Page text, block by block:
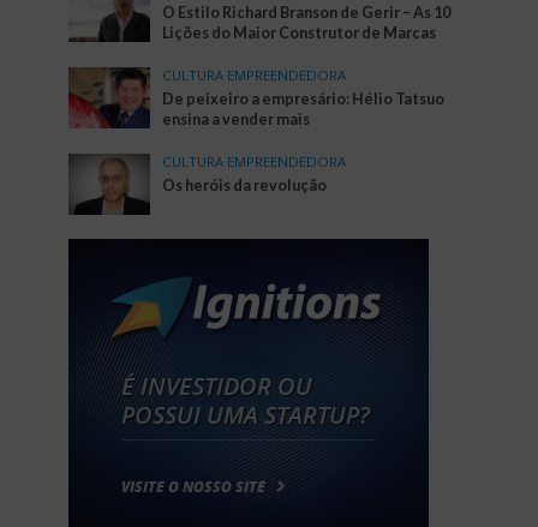
O Estilo Richard Branson de Gerir – As 10
Lições do Maior Construtor de Marcas
CULTURA EMPREENDEDORA
De peixeiro a empresário: Hélio Tatsuo
ensina a vender mais
CULTURA EMPREENDEDORA
Os heróis da revolução